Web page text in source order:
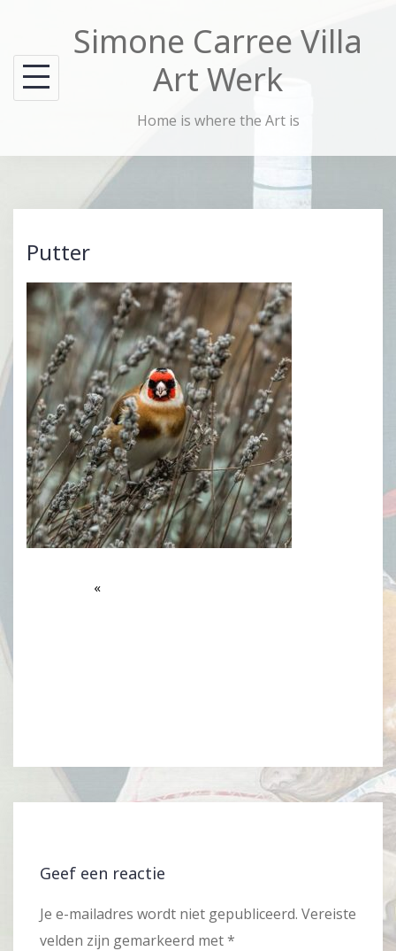
content
Simone Carree Villa
Art Werk
Home is where the Art is
Putter
Geef een reactie
Je e-mailadres wordt niet gepubliceerd. Vereiste
velden zijn gemarkeerd met*